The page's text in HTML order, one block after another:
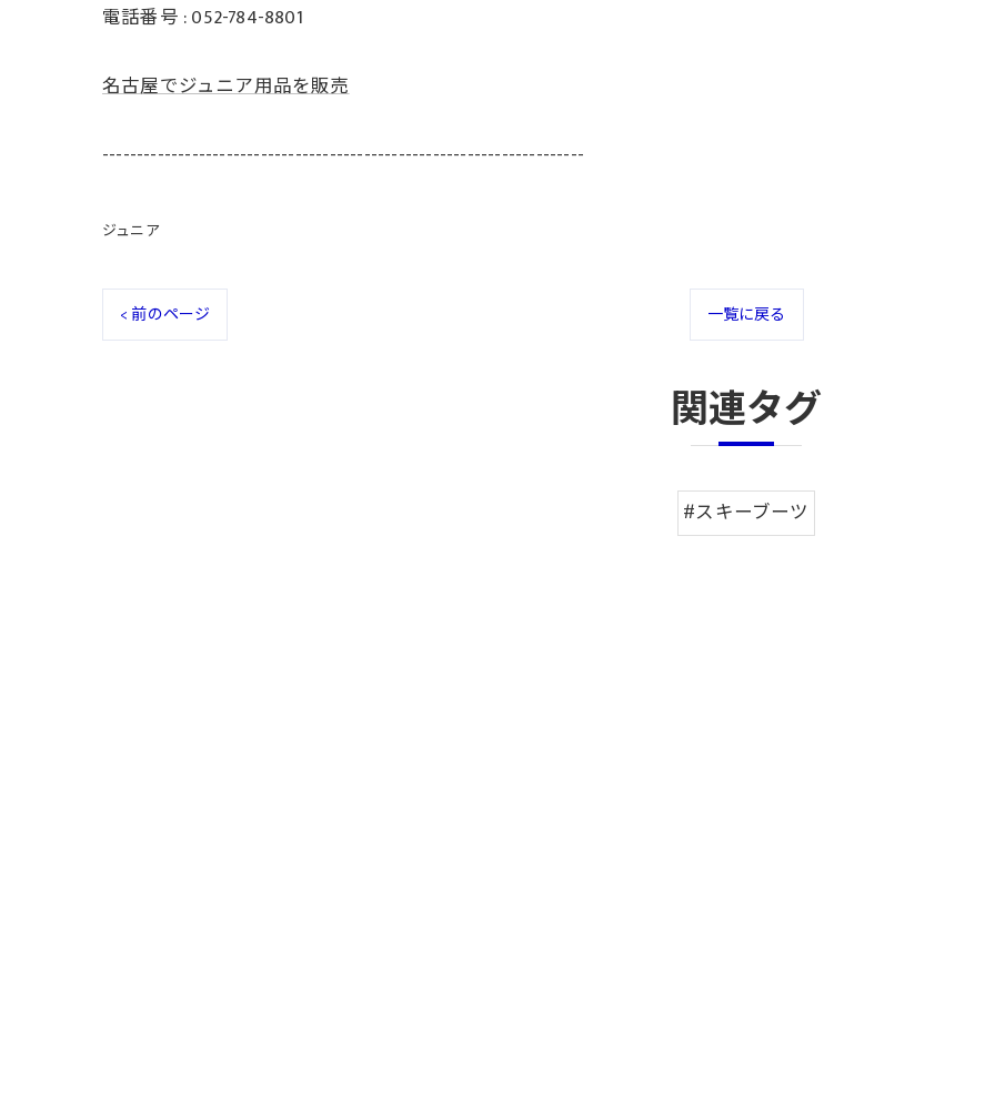
電話番号 :052-784-8801
名古屋でジュニア用品を販売
----------------------------------------------------------------------
ジュニア
< 前のページ 一覧に戻る
関連タグ
#スキーブーツ